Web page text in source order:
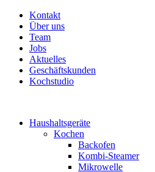
Kontakt
Über uns
Team
Jobs
Aktuelles
Geschäftskunden
Kochstudio
Haushaltsgeräte
Kochen
Backofen
Kombi-Steamer
Mikrowelle